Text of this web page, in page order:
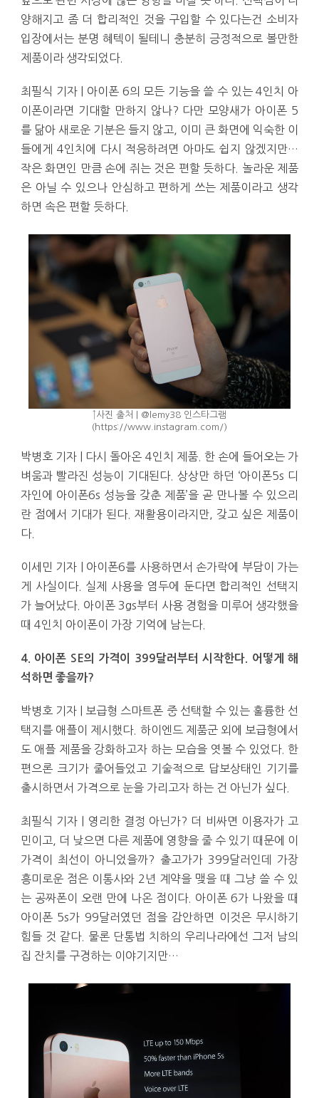
양해지고 좀 더 합리적인 것을 구입할 수 있다는건 소비자
입장에서는 분명 혜텍이 될테니 충분히 긍정적으로 볼만한
제품이라 생각되었다.
최필식 기자 | 아이폰 6의 모든 기능을 쓸 수 있는 4인치 아
이폰이라면 기대할 만하지 않나? 다만 모양새가 아이폰 5
를 닮아 새로운 기분은 들지 않고, 이미 큰 화면에 익숙한 이
들에게 4인치에 다시 적응하려면 아마도 쉽지 않겠지만…
작은 화면인 만큼 손에 쥐는 것은 편할 듯하다. 놀라운 제품
은 아닐 수 있으나 안심하고 편하게 쓰는 제품이라고 생각
하면 속은 편할 듯하다.
↑사진 출처 | @lemy38 인스타그램
(https://www.instagram.com/)
박병호 기자 | 다시 돌아온 4인치 제품. 한 손에 들어오는 가
벼움과 빨라진 성능이 기대된다. 상상만 하던 ‘아이폰5s 디
자인에 아이폰6s 성능을 갖춘 제품’을 곧 만나볼 수 있으리
란 점에서 기대가 된다. 재활용이라지만, 갖고 싶은 제품이
다.
이세민 기자 | 아이폰6를 사용하면서 손가락에 부담이 가는
게 사실이다. 실제 사용을 염두에 둔다면 합리적인 선택지
가 늘어났다. 아이폰 3gs부터 사용 경험을 미루어 생각했을
때 4인치 아이폰이 가장 기억에 남는다.
4. 아이폰 SE의 가격이 399달러부터 시작한다. 어떻게 해
석하면 좋을까?
박병호 기자 | 보급형 스마트폰 중 선택할 수 있는 훌륭한 선
택지를 애플이 제시했다. 하이엔드 제품군 외에 보급형에서
도 애플 제품을 강화하고자 하는 모습을 엿볼 수 있었다. 한
편으론 크기가 줄어들었고 기술적으로 답보상태인 기기를
출시하면서 가격으로 눈을 가리고자 하는 건 아닌가 싶다.
최필식 기자 | 영리한 결정 아닌가? 더 비싸면 이용자가 고
민이고, 더 낮으면 다른 제품에 영향을 줄 수 있기 때문에 이
가격이 최선이 아니었을까? 출고가가 399달러인데 가장
흥미로운 점은 이통사와 2년 계약을 맺을 때 그냥 쓸 수 있
는 공짜폰이 오랜 만에 나온 점이다. 아이폰 6가 나왔을 때
아이폰 5s가 99달러였던 점을 감안하면 이것은 무시하기
힘들 것 같다. 물론 단통법 치하의 우리나라에선 그저 남의
집 잔치를 구경하는 이야기지만…